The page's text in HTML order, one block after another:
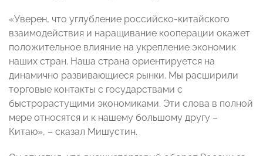
«Уверен, что углубление российско-китайского
взаимодействия и наращивание кооперации окажет
положительное влияние на укрепление экономик
наших стран. Наша страна ориентируется на
динамично развивающиеся рынки. Мы расширили
торговые контакты с государствами с
быстрорастущими экономиками. Эти слова в полной
мере относятся и к нашему большому другу –
Китаю», – сказал Мишустин.